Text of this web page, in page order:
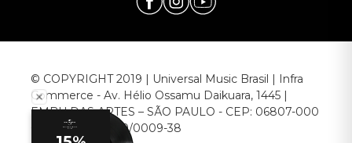
© COPYRIGHT 2019 | Universal Music Brasil | Infra
Commerce - Av. Hélio Ossamu Daikuara, 1445 |
EMBU DAS ARTES – SÃO PAULO - CEP: 06807-000
CNPJ: 00.952.789/0009-38